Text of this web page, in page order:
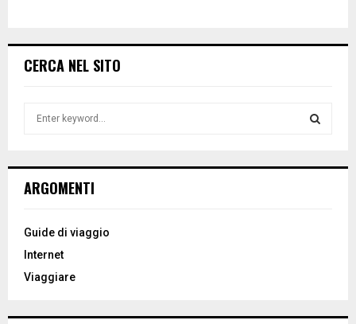
CERCA NEL SITO
h
o
:
ARGOMENTI
Guide di viaggio
Internet
Viaggiare